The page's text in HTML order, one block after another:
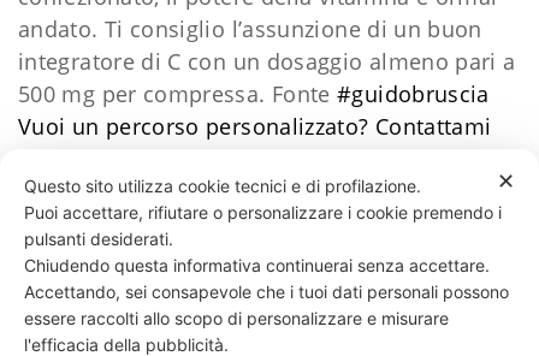
andato. Ti consiglio l’assunzione di un buon
integratore di C con un dosaggio almeno pari a
500 mg per compressa. Fonte#guidobruscia
Vuoi un percorso personalizzato? ​Contattami
41 LIKES
331 818 4777DANIELE ESPOSITO
✕
Questo sito utilizza cookie tecnici e di profilazione.
Puoi accettare, rifiutare o personalizzare i cookie premendo i
pulsanti desiderati.
Chiudendo questa informativa continuerai senza accettare.
Accettando, sei consapevole che i tuoi dati personali possono
essere raccolti allo scopo di personalizzare e misurare
l'efficacia della pubblicità.